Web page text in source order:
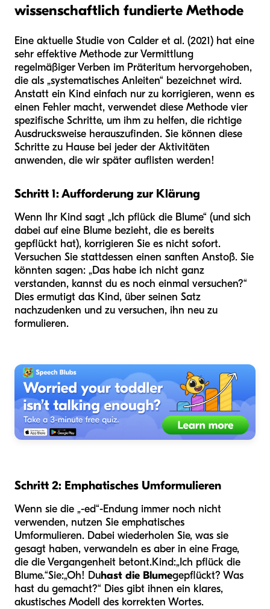
wissenschaftlich fundierte Methode
Eine aktuelle Studie von Calder et al. (2021) hat eine
sehr effektive Methode zur Vermittlung
regelmäßiger Verben im Präteritum hervorgehoben,
die als „systematisches Anleiten“ bezeichnet wird.
Anstatt ein Kind einfach nur zu korrigieren, wenn es
einen Fehler macht, verwendet diese Methode vier
spezifische Schritte, um ihm zu helfen, die richtige
Ausdrucksweise herauszufinden. Sie können diese
Schritte zu Hause bei jeder der Aktivitäten
anwenden, die wir später auflisten werden!
Schritt 1: Aufforderung zur Klärung
Wenn Ihr Kind sagt „Ich pflück die Blume“ (und sich
dabei auf eine Blume bezieht, die es bereits
gepflückt hat), korrigieren Sie es nicht sofort.
Versuchen Sie stattdessen einen sanften Anstoß. Sie
könnten sagen: „Das habe ich nicht ganz
verstanden, kannst du es noch einmal versuchen?“
Dies ermutigt das Kind, über seinen Satz
nachzudenken und zu versuchen, ihn neu zu
formulieren.
Schritt 2: Emphatisches Umformulieren
Wenn sie die „-ed“-Endung immer noch nicht
verwenden, nutzen Sie emphatisches
Umformulieren. Dabei wiederholen Sie, was sie
gesagt haben, verwandeln es aber in eine Frage,
die die Vergangenheit betont.Kind:„Ich pflück die
Blume.“Sie:„Oh! Duhast die Blumegepflückt? Was
hast du gemacht?“ Dies gibt ihnen ein klares,
akustisches Modell des korrekten Wortes.